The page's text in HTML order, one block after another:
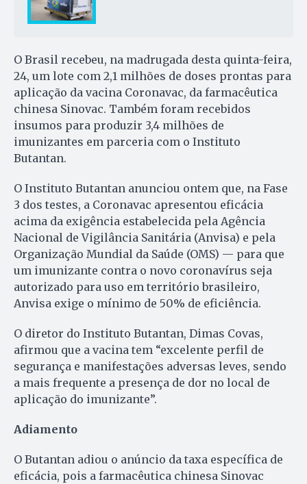
O Brasil recebeu, na madrugada desta quinta-feira,
24, um lote com 2,1 milhões de doses prontas para
aplicação da vacina Coronavac, da farmacêutica
chinesa Sinovac. Também foram recebidos
insumos para produzir 3,4 milhões de
imunizantes em parceria com o Instituto
Butantan.
O Instituto Butantan anunciou ontem que, na Fase
3 dos testes, a Coronavac apresentou eficácia
acima da exigência estabelecida pela Agência
Nacional de Vigilância Sanitária (Anvisa) e pela
Organização Mundial da Saúde (OMS) — para que
um imunizante contra o novo coronavírus seja
autorizado para uso em território brasileiro,
Anvisa exige o mínimo de 50% de eficiência.
O diretor do Instituto Butantan, Dimas Covas,
afirmou que a vacina tem “excelente perfil de
segurança e manifestações adversas leves, sendo
a mais frequente a presença de dor no local de
aplicação do imunizante”.
Adiamento
O Butantan adiou o anúncio da taxa específica de
eficácia, pois a farmacêutica chinesa Sinovac